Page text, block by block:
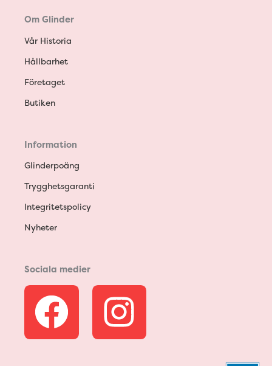
Om Glinder
Vår Historia
Hållbarhet
Företaget
Butiken
Information
Glinderpoäng
Trygghetsgaranti
Integritetspolicy
Nyheter
Sociala medier
F
a
I
n